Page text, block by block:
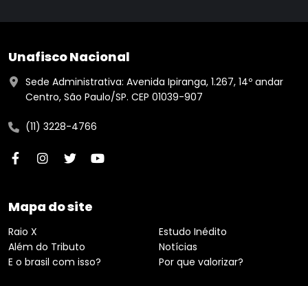
Unafisco Nacional
Sede Administrativa: Avenida Ipiranga, 1.267, 14º andar
Centro, São Paulo/SP. CEP 01039-907
(11) 3228-4766
Mapa do site
Raio X
Além do Tributo
E o brasil com isso?
Estudo Inédito
Notícias
Por que valorizar?